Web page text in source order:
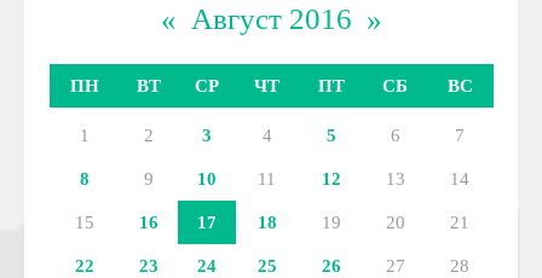
« Август 2016 »
ПН ВТ СР ЧТ ПТ СБ ВС
1 2 3 4 5 6 7
8 9 10 11 12 13 14
15 16 17 18 19 20 21
22 23 24 25 26 27 28